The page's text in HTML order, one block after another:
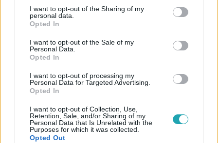
not limited to your visit or usage behaviour. You may click to
grant or deny consent to Google and its third-party tags to
use your data for below specified purposes in below Google
consent section.
I want to opt-out of the Sharing of my
personal data.
Opted In
I want to opt-out of the Sale of my
Personal Data.
Opted In
I want to opt-out of processing my
Personal Data for Targeted Advertising.
Opted In
I want to opt-out of Collection, Use,
Retention, Sale, and/or Sharing of my
Personal Data that Is Unrelated with the
Purposes for which it was collected.
Opted Out
Népszerű